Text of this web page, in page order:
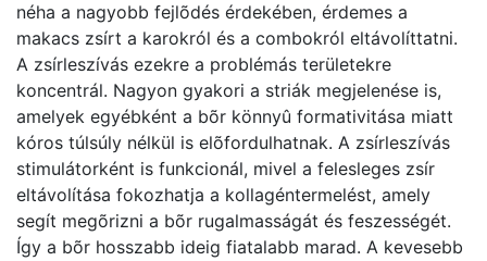
néha a nagyobb fejlõdés érdekében, érdemes a
makacs zsírt a karokról és a combokról eltávolíttatni.
A zsírleszívás ezekre a problémás területekre
koncentrál. Nagyon gyakori a striák megjelenése is,
amelyek egyébként a bõr könnyû formativitása miatt
kóros túlsúly nélkül is elõfordulhatnak. A zsírleszívás
stimulátorként is funkcionál, mivel a felesleges zsír
eltávolítása fokozhatja a kollagéntermelést, amely
segít megõrizni a bõr rugalmasságát és feszességét.
Így a bõr hosszabb ideig fiatalabb marad. A kevesebb